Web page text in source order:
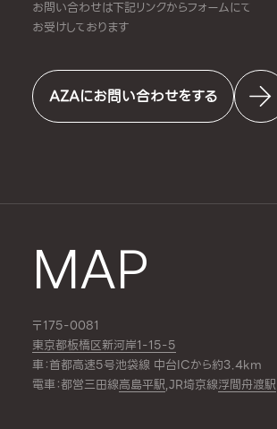
お問い合わせは下記リンクからフォームにて
お受けしております
AZAにお問い合わせをする
MAP
〒175-0081
東京都板橋区新河岸1-15-5
車：首都高速5号池袋線 中台ICから約3.4km
電車：都営三田線高島平駅,JR埼京線浮間舟渡駅